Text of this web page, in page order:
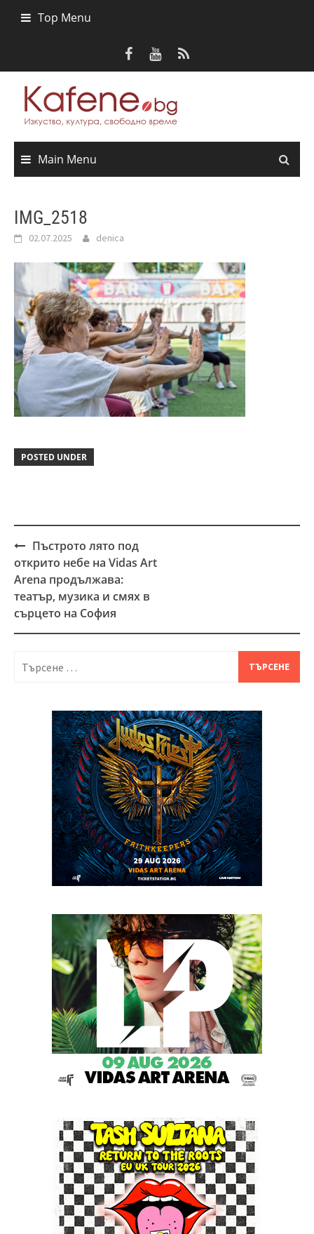
Top Menu
Main Menu
IMG_2518
02.07.2025 denica
POSTED UNDER
Post
navigation
Пъстрото лято под
открито небе на Vidas Art
Arena продължава:
театър, музика и смях в
сърцето на София
за: